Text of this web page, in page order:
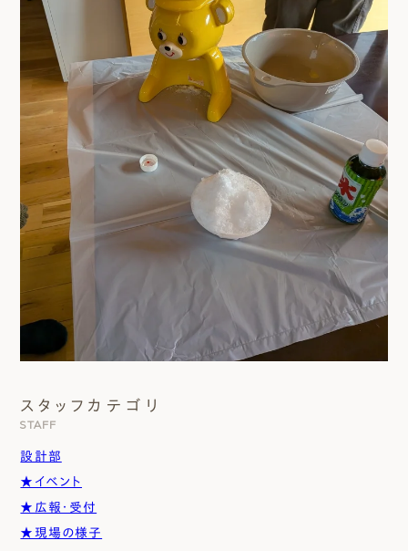
スタッフカテゴリ
STAFF
設計部
★イベント
★広報・受付
★現場の様子